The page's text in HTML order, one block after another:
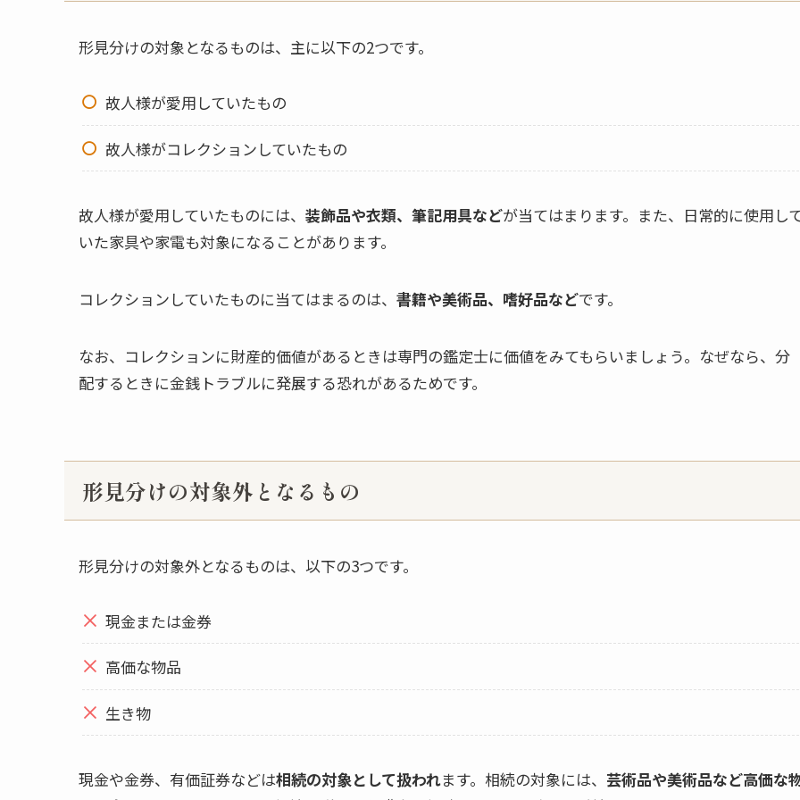
形見分けの対象となるものは、主に以下の2つです。
故人様が愛用していたもの
故人様がコレクションしていたもの
故人様が愛用していたものには、 装飾品や衣類、筆記用具などが当てはまります。また、日常的に使用し
いた家具や家電も対象になることがあります。
コレクションしていたものに当てはまるのは、 書籍や美術品、嗜好品などです。
なお、コレクションに財産的価値があるときは専門の鑑定士に価値をみてもらいましょう。なぜなら、分
配するときに金銭トラブルに発展する恐れがあるためです。
形見分けの対象外となるもの
形見分けの対象外となるものは、以下の3つです。
現金または金券
高価な物品
生き物
現金や金券、有価証券などは相続の対象として扱われます。相続の対象には、 芸術品や美術品など高価な